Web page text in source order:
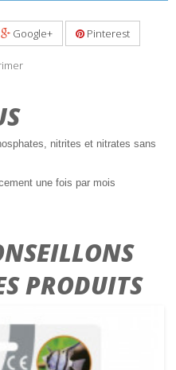
Google+ Pinterest
nitrites et nitrates sans
une fois par mois
PRODUITS